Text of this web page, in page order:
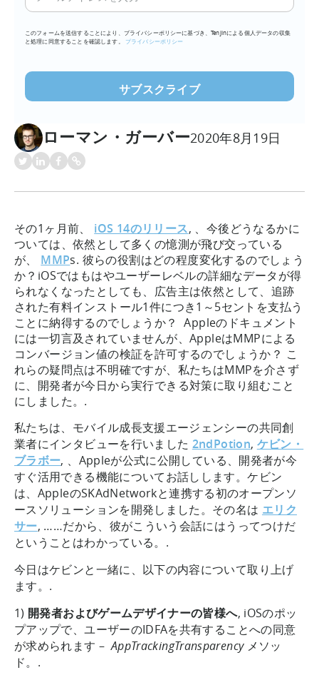
ー
ア
レ
を
入
力
(必
須)
このフォームを送信することにより、プライバシーポリシーに基づき、Tenjinによる個人データの収集
と処理に同意することを確認します。
プライバシーポリシー
ローマン・ガーバー2020年8月19日
その1ヶ月前、 iOS 14のリリース, 、今後どうなるかに
ついては、依然として多くの憶測が飛び交っている
が、 MMPs. 彼らの役割はどの程度変化するのでしょう
か？iOSではもはやユーザーレベルの詳細なデータが得
られなくなったとしても、広告主は依然として、追跡
された有料インストール1件につき1～5セントを支払う
ことに納得するのでしょうか？ Appleのドキュメント
には一切言及されていませんが、AppleはMMPによる
コンバージョン値の検証を許可するのでしょうか？ こ
れらの疑問点は不明確ですが、私たちはMMPを介さず
に、開発者が今日から実行できる対策に取り組むこと
にしました。.
私たちは、モバイル成長支援エージェンシーの共同創
業者にインタビューを行いました 2ndPotion, ケビン・
ブラボー, 、Appleが公式に公開している、開発者が今
すぐ活用できる機能についてお話しします。ケビン
は、AppleのSKAdNetworkと連携する初のオープンソ
ースソリューションを開発しました。その名は エリク
サー, ……だから、彼がこういう会話にはうってつけだ
ということはわかっている。.
今日はケビンと一緒に、以下の内容について取り上げ
ます。.
1) 開発者およびゲームデザイナーの皆様へ, iOSのポッ
プアップで、ユーザーのIDFAを共有することへの同意
が求められます –AppTrackingTransparencyメソッ
ド。.